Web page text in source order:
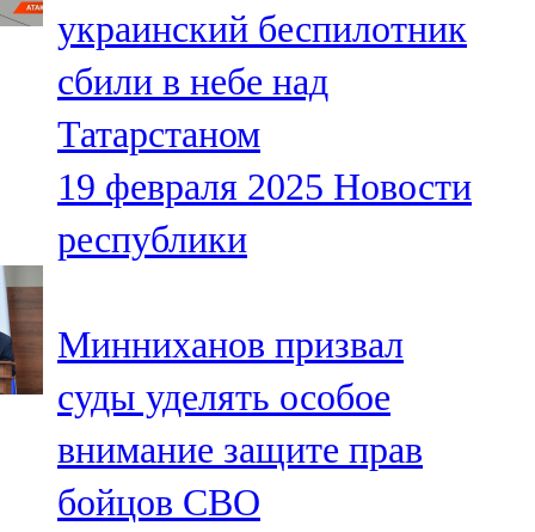
украинский беспилотник
сбили в небе над
Татарстаном
19 февраля 2025 Новости
республики
Минниханов призвал
суды уделять особое
внимание защите прав
бойцов СВО